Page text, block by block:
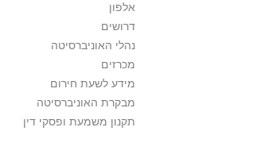
אלפון
דרושים
נהלי האוניברסיטה
מכרזים
מידע לשעת חירום
מבקרת האוניברסיטה
תקנון משמעת ופסקי דין